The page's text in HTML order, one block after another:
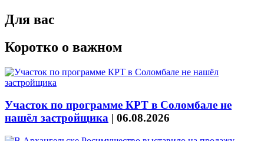
Для вас
Коротко о важном
Участок по программе КРТ в Соломбале не
нашёл застройщика | 06.08.2026